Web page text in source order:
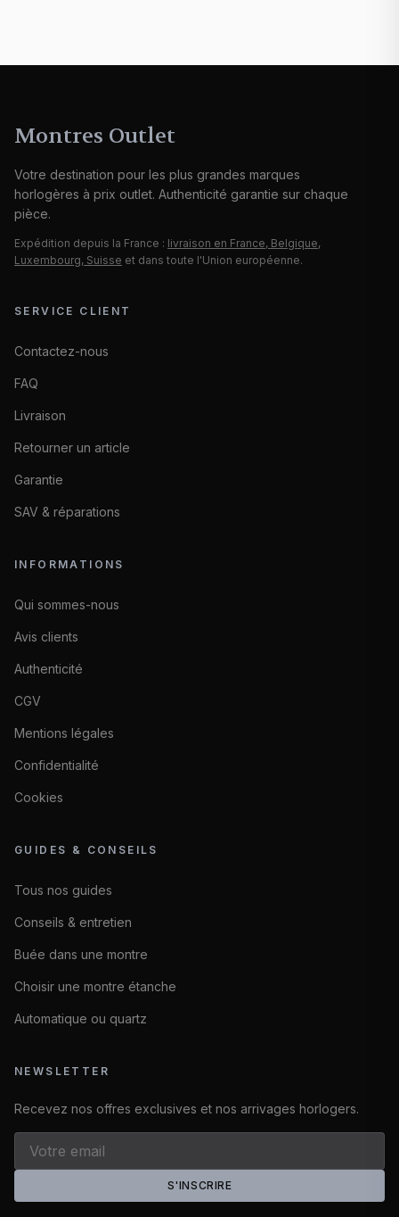
Montres Outlet
Votre destination pour les plus grandes marques
horlogères à prix outlet. Authenticité garantie sur chaque
pièce.
Expédition depuis la France : livraison en France, Belgique,
Luxembourg, Suisse et dans toute l'Union européenne.
SERVICE CLIENT
Contactez-nous
FAQ
Livraison
Retourner un article
Garantie
SAV & réparations
INFORMATIONS
Qui sommes-nous
Avis clients
Authenticité
CGV
Mentions légales
Confidentialité
Cookies
GUIDES & CONSEILS
Tous nos guides
Conseils & entretien
Buée dans une montre
Choisir une montre étanche
Automatique ou quartz
NEWSLETTER
Recevez nos offres exclusives et nos arrivages horlogers.
S'INSCRIRE